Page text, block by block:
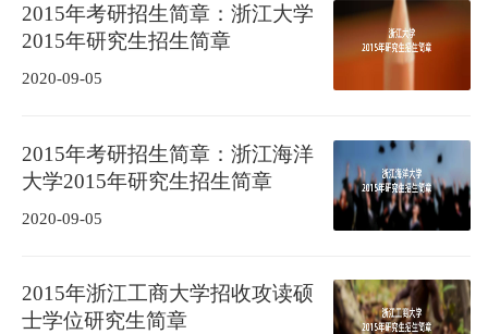
2015年考研招生简章：浙江大学
2015年研究生招生简章
2020-09-05
2015年考研招生简章：浙江海洋
大学2015年研究生招生简章
2020-09-05
2015年浙江工商大学招收攻读硕
士学位研究生简章